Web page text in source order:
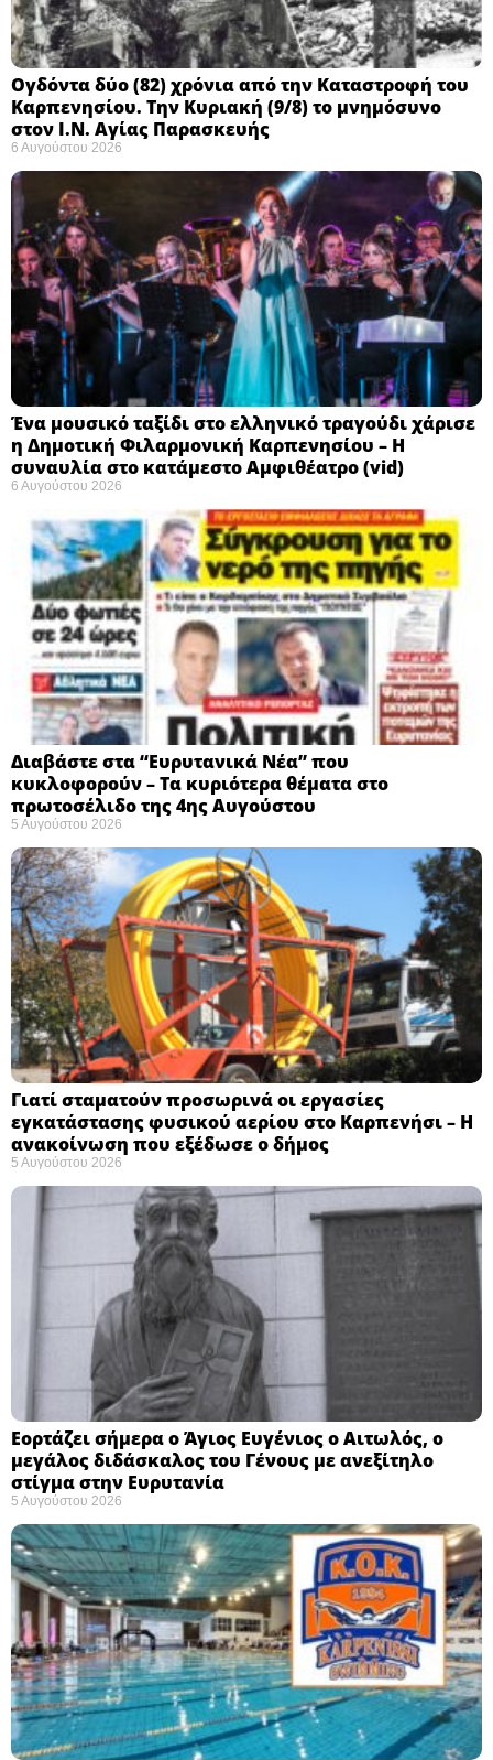
Ογδόντα δύο (82) χρόνια από την Καταστροφή του
Καρπενησίου. Την Κυριακή (9/8) το μνημόσυνο
στον Ι.Ν. Αγίας Παρασκευής
6 Αυγούστου 2026
Ένα μουσικό ταξίδι στο ελληνικό τραγούδι χάρισε
η Δημοτική Φιλαρμονική Καρπενησίου – Η
συναυλία στο κατάμεστο Αμφιθέατρο (vid)
6 Αυγούστου 2026
Διαβάστε στα “Ευρυτανικά Νέα” που
κυκλοφορούν – Τα κυριότερα θέματα στο
πρωτοσέλιδο της 4ης Αυγούστου
5 Αυγούστου 2026
Γιατί σταματούν προσωρινά οι εργασίες
εγκατάστασης φυσικού αερίου στο Καρπενήσι – Η
ανακοίνωση που εξέδωσε ο δήμος
5 Αυγούστου 2026
Εορτάζει σήμερα ο Άγιος Ευγένιος ο Αιτωλός, ο
μεγάλος διδάσκαλος του Γένους με ανεξίτηλο
στίγμα στην Ευρυτανία
5 Αυγούστου 2026